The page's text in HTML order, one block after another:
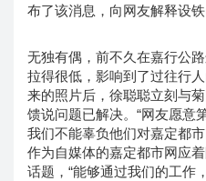
布了该消息，向网友解释设铁
无独有偶，前不久在嘉行公
拉得很低，影响到了过往行
来的照片后，徐聪聪立刻与
馈说问题已解决。“网友愿意
我们不能辜负他们对嘉定都
作为自媒体的嘉定都市网应
话题，“能够通过我们的工作